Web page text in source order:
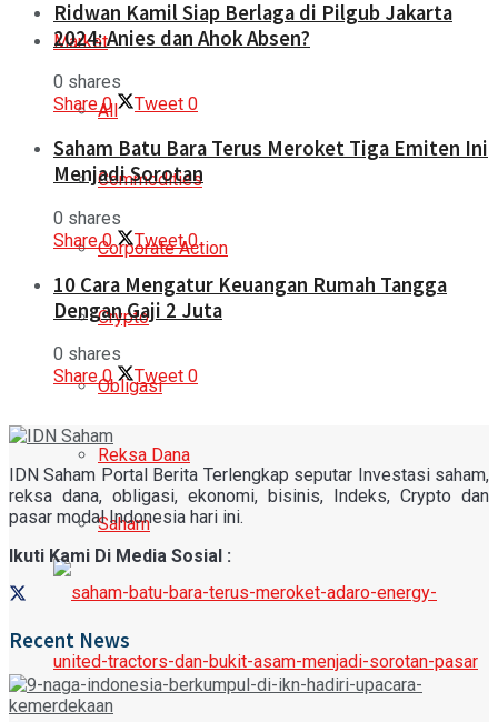
Market
All
Commodities
Corporate Action
Crypto
Obligasi
Reksa Dana
Saham
Ridwan Kamil Siap Berlaga di Pilgub Jakarta
2024: Anies dan Ahok Absen?
0 shares
Share 0 Tweet 0
Saham Batu Bara Terus Meroket Tiga Emiten Ini
Menjadi Sorotan
0 shares
Share 0 Tweet 0
10 Cara Mengatur Keuangan Rumah Tangga
Dengan Gaji 2 Juta
0 shares
Share 0 Tweet 0
IDN Saham Portal Berita Terlengkap seputar Investasi saham,
reksa dana, obligasi, ekonomi, bisinis, Indeks, Crypto dan
pasar modal Indonesia hari ini.
Ikuti Kami Di Media Sosial :
Recent News